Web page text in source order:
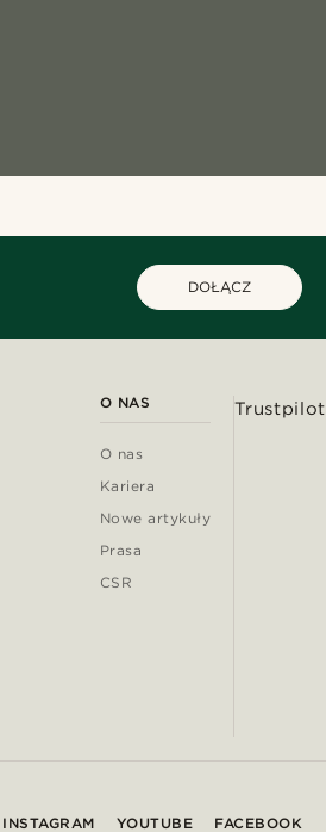
DOŁĄCZ
O NAS
O nas
Kariera
Nowe artykuły
Prasa
CSR
Trustpilot
INSTAGRAM YOUTUBE FACEBOOK